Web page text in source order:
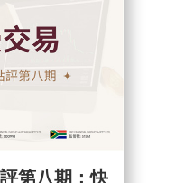
第八期：快